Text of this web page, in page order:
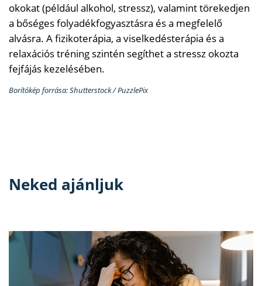
okokat (például alkohol, stressz), valamint törekedjen
a bőséges folyadékfogyasztásra és a megfelelő
alvásra. A fizikoterápia, a viselkedésterápia és a
relaxációs tréning szintén segíthet a stressz okozta
fejfájás kezelésében.
Borítókép forrása: Shutterstock / PuzzlePix
Neked ajánljuk